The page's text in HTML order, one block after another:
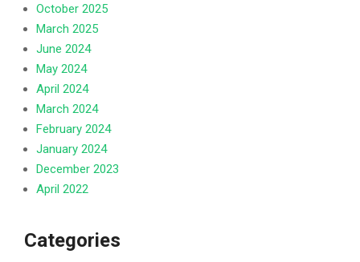
October 2025
March 2025
June 2024
May 2024
April 2024
March 2024
February 2024
January 2024
December 2023
April 2022
Categories